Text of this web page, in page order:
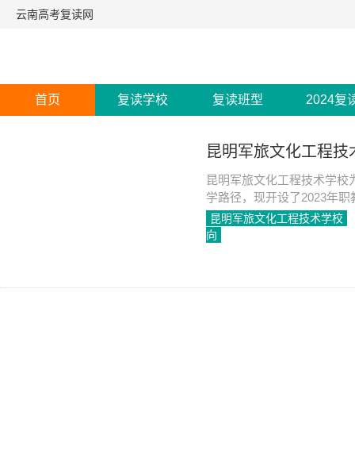
云南高考复读网
首页 复读学校 复读班型 2024复
昆明军旅文化工程
昆明军旅文化工程技术学
学路径，现开设了2023年职
昆明军旅文化工程技术学校
向